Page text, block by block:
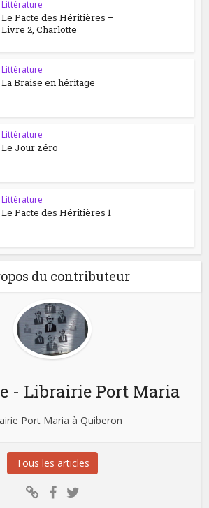
Littérature
Le Pacte des Héritières –
Livre 2, Charlotte
Littérature
La Braise en héritage
Littérature
Le Jour zéro
Littérature
Le Pacte des Héritières 1
du contributeur
- Librairie Port Maria
Port Maria à Quiberon
Tous les articles